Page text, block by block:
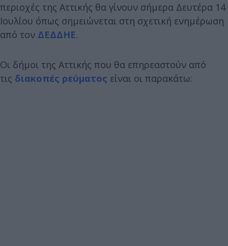
περιοχές της Αττικής θα γίνουν σήμερα Δευτέρα 14
Ιουλίου όπως σημειώνεται στη σχετική ενημέρωση
από τον ΔΕΔΔΗΕ.
Οι δήμοι της Αττικής που θα επηρεαστούν από
τις διακοπές ρεύματος είναι οι παρακάτω: